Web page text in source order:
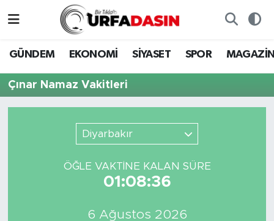
GÜNDEM EKONOMİ SİYASET SPOR
Çınar Namaz Vakitleri
Diyarbakır
ÖĞLE VAKTİNE KALAN SÜRE
01:08:36
6 Ağustos 2026
SİYASET
MAGAZİN
Gizlilik ve Güvenlik Politikası
İletişim
Nöbetçi Eczaneler
Namaz Vakitleri
Trafik Durumu
Süper Lig Puan Durumu ve Fikstür